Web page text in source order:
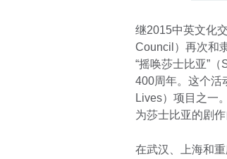
继2015中英文化
Council）再次和
“摇唤莎士比亚”
400周年。这个活
Lives）项目之一
为莎士比亚的剧作
在武汉、上海和